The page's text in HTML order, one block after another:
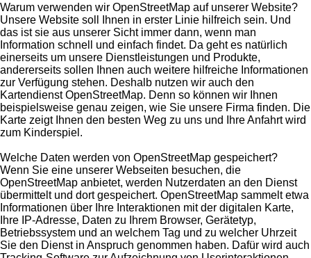
Warum verwenden wir OpenStreetMap auf unserer Website?
Unsere Website soll Ihnen in erster Linie hilfreich sein. Und
das ist sie aus unserer Sicht immer dann, wenn man
Information schnell und einfach findet. Da geht es natürlich
einerseits um unsere Dienstleistungen und Produkte,
andererseits sollen Ihnen auch weitere hilfreiche Informationen
zur Verfügung stehen. Deshalb nutzen wir auch den
Kartendienst OpenStreetMap. Denn so können wir Ihnen
beispielsweise genau zeigen, wie Sie unsere Firma finden. Die
Karte zeigt Ihnen den besten Weg zu uns und Ihre Anfahrt wird
zum Kinderspiel.
Welche Daten werden von OpenStreetMap gespeichert?
Wenn Sie eine unserer Webseiten besuchen, die
OpenStreetMap anbietet, werden Nutzerdaten an den Dienst
übermittelt und dort gespeichert. OpenStreetMap sammelt etwa
Informationen über Ihre Interaktionen mit der digitalen Karte,
Ihre IP-Adresse, Daten zu Ihrem Browser, Gerätetyp,
Betriebssystem und an welchem Tag und zu welcher Uhrzeit
Sie den Dienst in Anspruch genommen haben. Dafür wird auch